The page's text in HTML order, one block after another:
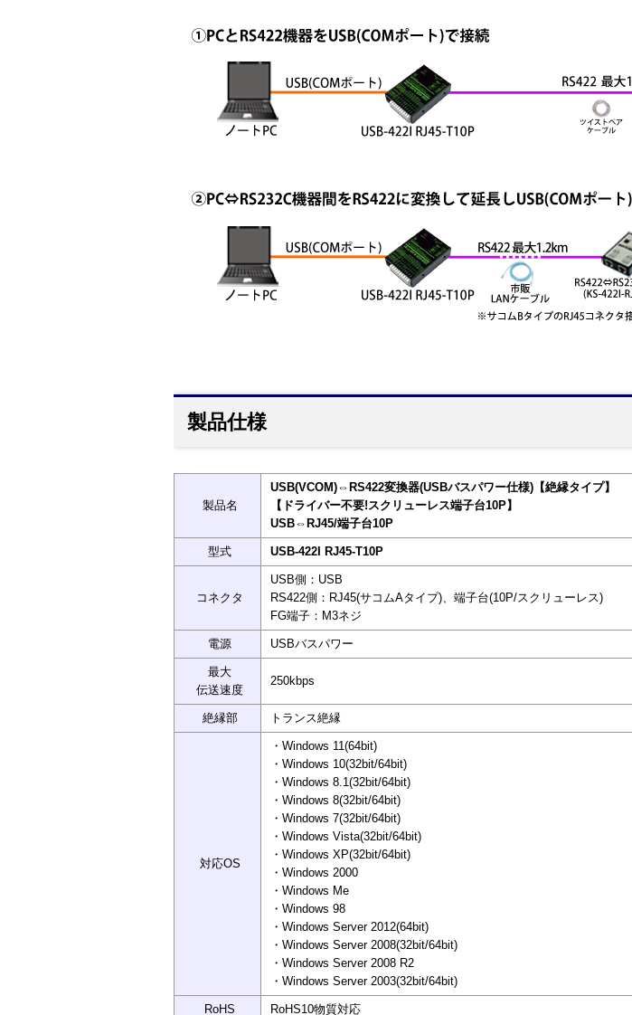
製品仕様
製品名
USB(VCOM)⇔RS422変換器(USBバスパワー仕様)【絶縁タイプ】
【ドライバー不要!スクリューレス端子台10P】
USB⇔RJ45/端子台10P
型式 USB-422I RJ45-T10P
コネクタ
USB側：USB
RS422側：RJ45(サコムAタイプ)、端子台(10P/スクリューレス)
FG端子：M3ネジ
電源 USBバスパワー
最大
伝送速度
250kbps
絶縁部 トランス絶縁
対応OS
・Windows 11(64bit)
・Windows 10(32bit/64bit)
・Windows 8.1(32bit/64bit)
・Windows 8(32bit/64bit)
・Windows 7(32bit/64bit)
・Windows Vista(32bit/64bit)
・Windows XP(32bit/64bit)
・Windows 2000
・Windows Me
・Windows 98
・Windows Server 2012(64bit)
・Windows Server 2008(32bit/64bit)
・Windows Server 2008 R2
・Windows Server 2003(32bit/64bit)
RoHS RoHS10物質対応